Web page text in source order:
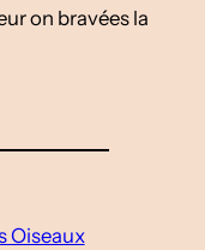
on bravées la
Oiseaux